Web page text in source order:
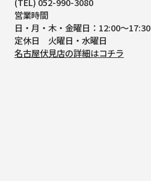
営業時間
日・月・木・金曜日：12:00～17:30
定休日 火曜日・水曜日
名古屋伏見店の詳細はコチラ